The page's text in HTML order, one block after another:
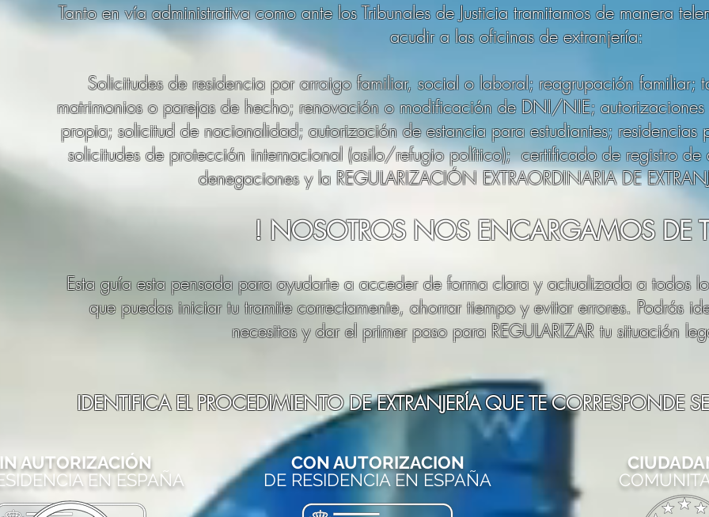
Tanto en vía administrativa como ante los Tribunales de Justicia tramitamos de manera
acudir a las oficinas de extranjería:
Solicitudes de residencia por arraigo familiar, social o laboral; reagrupación familiar;
matrimonios o parejas de hecho; renovación o modificación de DNI/NIE;
propia; solicitud de nacionalidad; autorización de estancia para estudiantes;
solicitudes de protección internacional (asilo/refugio político); certificado de registro de
denegaciones y la REGULARIZACIÓN EXTRAORDINARIA DE
! NOSOTROS NOS ENCARGAMOS DE
Esta guía esta pensada para ayudarte a acceder de forma clara y actualizada a todos
que puedas iniciar tu tramite correctamente, ahorrar tiempo y evitar errores. Podrás
necesitas y dar el primer paso para REGULARIZAR tu situación
IDENTIFICA EL PROCEDIMIENTO DE EXTRANJERÍA QUE TE CORRESPONDE
AUTORIZACIÓN
EN ESPAÑA
CON AUTORIZACION
DE RESIDENCIA EN ESPAÑA